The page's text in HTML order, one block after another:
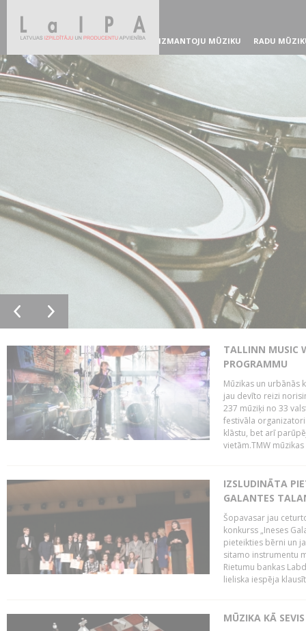
IZMANTOJU MŪZIKU RADU
TALLINN MUSIC
PROGRAMMU
Mūzikas un urbānās
jau devīto reizi
237 mūziķi no 33
festivāla
klāstu, bet arī
vietām.TMW
IZSLUDINĀTA
GALANTES
Šopavasar jau
konkurss „Ineses
pieteikties bērni un
sitamo instrumentu
Rietumu bankas
lieliska iespēja
MŪZIKA KĀ